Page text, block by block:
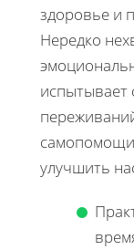
здоровье и
Нередко
испытывает
самопомощи
улучшить